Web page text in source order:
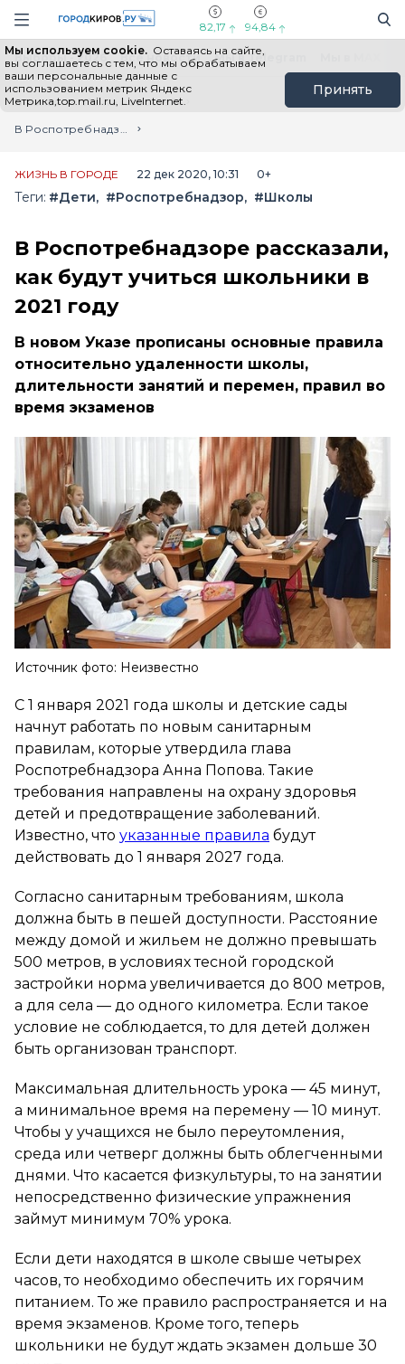
Навигация сайта
82,17 94,84
Мы используем cookie. Оставаясь на сайте,
вы соглашаетесь с тем, что мы обрабатываем
ваши персональные данные с
использованием метрик Яндекс
Метрика,top.mail.ru, LiveInternet.
Принять
Выборы - 2026 Все новости Мы в Telegram
Главная
Лента новостей
В Роспотребнадзоре рассказали, как будут учиться школьники в 2021 году
ЖИЗНЬ В ГОРОДЕ 22 дек 2020, 10:31 0+
Теги: #Дети #Роспотребнадзор #Школы
В Роспотребнадзоре рассказали,
как будут учиться школьники в
2021 году
В новом Указе прописаны основные правила
относительно удаленности школы,
длительности занятий и перемен, правил во
время экзаменов
Источник фото: Неизвестно
С 1 января 2021 года школы и детские сады
начнут работать по новым санитарным
правилам, которые утвердила глава
Роспотребнадзора Анна Попова. Такие
требования направлены на охрану здоровья
детей и предотвращение заболеваний.
Известно, что указанные правила будут
действовать до 1 января 2027 года.
Согласно санитарным требованиям, школа
должна быть в пешей доступности. Расстояние
между домой и жильем не должно превышать
500 метров, в условиях тесной городской
застройки норма увеличивается до 800 метров,
а для села — до одного километра. Если такое
условие не соблюдается, то для детей должен
быть организован транспорт.
Максимальная длительность урока — 45 минут,
а минимальное время на перемену — 10 минут.
Чтобы у учащихся не было переутомления,
среда или четверг должны быть облегченными
днями. Что касается физкультуры, то на занятии
непосредственно физические упражнения
займут минимум 70% урока.
Если дети находятся в школе свыше четырех
часов, то необходимо обеспечить их горячим
питанием. То же правило распространяется и на
время экзаменов. Кроме того, теперь
школьники не будут ждать экзамен дольше 30